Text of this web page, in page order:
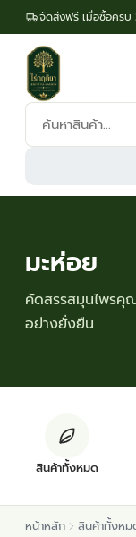
จัดส่งฟรี เมื่อซื้อครบ
ค้นหา
สินค้า:
ต้นพันธุ์สมุนไ
ต้นพันธุ์ไม้ป่า
มะห่อย
คัดสรรสมุนไพรคุ
อย่างยั่งยืน
สินค้าทั้งหมด
หน้าหลัก สินค้าทั้งหม